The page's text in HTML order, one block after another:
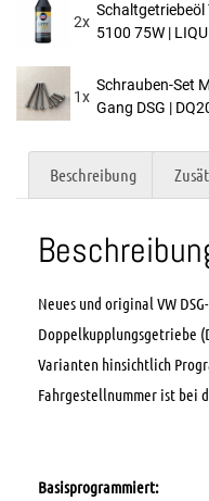
2x
Schaltgetriebeöl
5100 75W |
1x
Schrauben-Set
Gang DSG |
Beschreibung
Neues und original VW
Doppelkupplungsgetriebe
Varianten hinsichtlich
Fahrgestellnummer ist bei
Basisprogrammiert: